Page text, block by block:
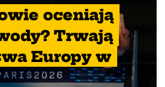
oceniają
Trwają
Europy w